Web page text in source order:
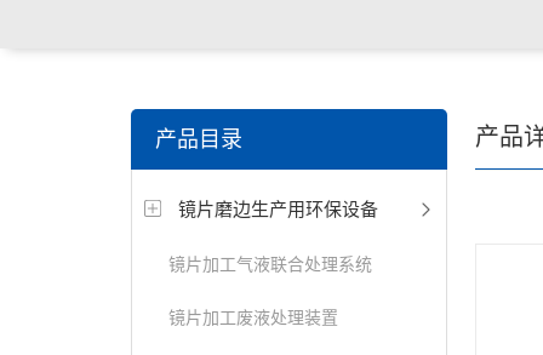
仪，角膜接触镜厚度测量仪，角膜接触镜折光仪，角
测试仪，人工晶状体疲劳试验仪等
产品目录
镜片磨边生产用环保设备
镜片加工气液联合处理系统
镜片加工废液处理装置
产品